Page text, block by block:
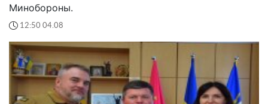
Минобороны.
12:50 04.08